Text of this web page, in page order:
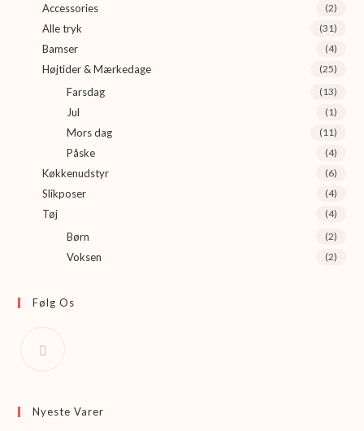
Accessories (2)
Alle tryk (31)
Bamser (4)
Højtider & Mærkedage (25)
Farsdag (13)
Jul (1)
Mors dag (11)
Påske (4)
Køkkenudstyr (6)
Slikposer (4)
Tøj (4)
Børn (2)
Voksen (2)
Følg Os
Nyeste Varer